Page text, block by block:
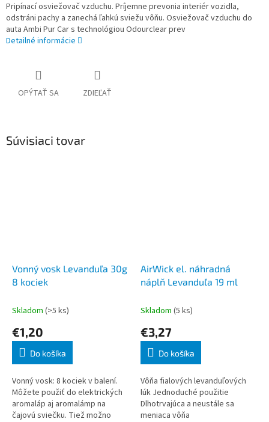
Pripínací osviežovač vzduchu. Príjemne prevonia interiér vozidla,
odstráni pachy a zanechá ľahkú sviežu vôňu. Osviežovač vzduchu do
auta Ambi Pur Car s technológiou Odourclear prev
Detailné informácie
OPÝTAŤ SA ZDIEĽAŤ
Súvisiaci tovar
Vonný vosk Levanduľa 30g
8 kociek
Skladom (>5 ks)
€1,20
Do košíka
Vonný vosk: 8 kociek v balení.
Môžete použiť do elektrických
aromaláp aj aromalámp na
čajovú sviečku. Tiež možno
AirWick el. náhradná
náplň Levanduľa 19 ml
Skladom (5 ks)
€3,27
Do košíka
Vôňa fialových levanduľových
lúk Jednoduché použitie
Dlhotrvajúca a neustále sa
meniaca vôňa